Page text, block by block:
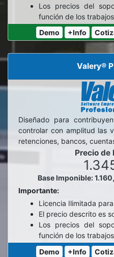
Los precios del
función de los
Demo
+Info
Valery®
Diseñado para
controlar con amplitud las
retenciones, bancos,
Precio de
Base Imponible:
Importante:
Licencia Ilimitada
El precio descrito es
Los precios del
función de los
Demo
+Info